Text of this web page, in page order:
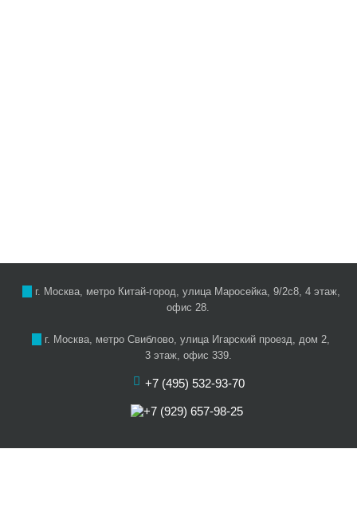
г. Москва, метро Китай-город, улица Маросейка, 9/2с8, 4 этаж,
офис 28.
г. Москва, метро Свиблово, улица Игарский проезд, дом 2,
3 этаж, офис 339.
+7 (495) 532-93-70
+7 (929) 657-98-25